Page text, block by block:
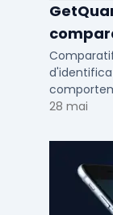
votre
28 mai